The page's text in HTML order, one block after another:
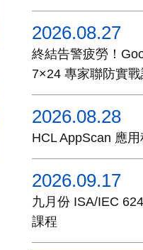
2026.08.27
終結告警疲勞！
7×24 專家聯防實
2026.08.28
HCL AppScan 應
2026.09.17
九月份 ISA/IEC
課程